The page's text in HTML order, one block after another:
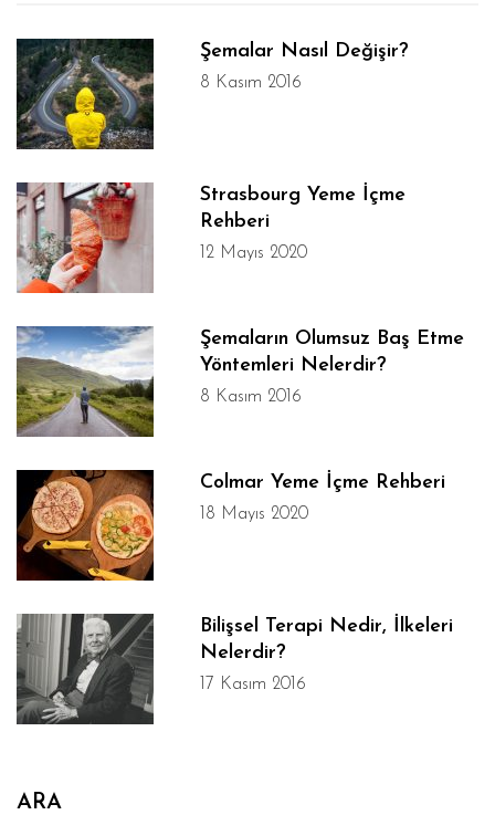
Şemalar Nasıl Değişir?
8 Kasım 2016
Strasbourg Yeme İçme
Rehberi
12 Mayıs 2020
Şemaların Olumsuz Baş Etme
Yöntemleri Nelerdir?
8 Kasım 2016
Colmar Yeme İçme Rehberi
18 Mayıs 2020
Bilişsel Terapi Nedir, İlkeleri
Nelerdir?
17 Kasım 2016
ARA